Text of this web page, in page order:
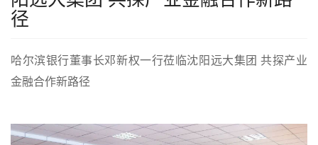
径
哈尔滨银行董事长邓新权一行莅临沈阳远大集团 共探产业
金融合作新路径